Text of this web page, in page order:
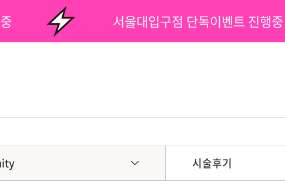
서울대입구점 단독이벤트 진행중
시술후기